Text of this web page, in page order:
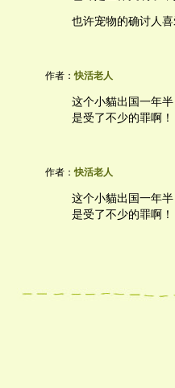
也许宠物的确讨人
作者：快活老人
这个小貓出国一年
是受了不少的罪啊！
作者：快活老人
这个小貓出国一年
是受了不少的罪啊！